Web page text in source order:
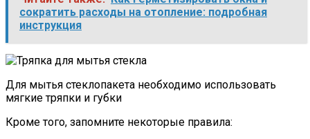
сократить расходы на отопление: подробная
инструкция
Для мытья стеклопакета необходимо использовать
мягкие тряпки и губки
Кроме того, запомните некоторые правила: